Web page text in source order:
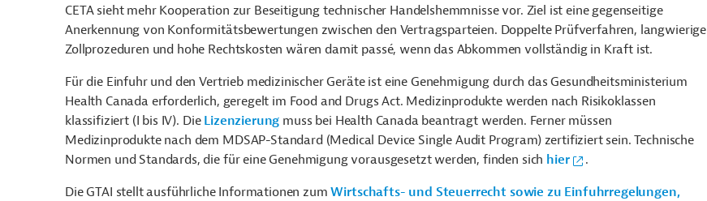
CETA sieht mehr Kooperation zur Beseitigung technischer Handelshemmnisse vor. Ziel ist eine gegenseitige
Anerkennung von Konformitätsbewertungen zwischen den Vertragsparteien. Doppelte Prüfverfahren, langwierige
Zollprozeduren und hohe Rechtskosten wären damit passé, wenn das Abkommen vollständig in Kraft ist.
Für die Einfuhr und den Vertrieb medizinischer Geräte ist eine Genehmigung durch das Gesundheitsministerium
Health Canada erforderlich, geregelt im Food and Drugs Act. Medizinprodukte werden nach Risikoklassen
klassifiziert (I bis IV). Die Lizenzierung muss bei Health Canada beantragt werden. Ferner müssen
Medizinprodukte nach dem MDSAP-Standard (Medical Device Single Audit Program) zertifiziert sein. Technische
Normen und Standards, die für eine Genehmigung vorausgesetzt werden, finden sich hier
.
Die GTAI stellt ausführliche Informationen zumWirtschafts- und Steuerrecht sowie zu Einfuhrregelungen,